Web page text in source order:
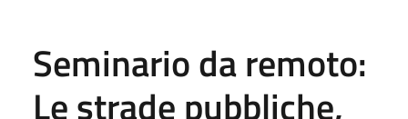
Seminario da remoto:
Le strade pubbliche,